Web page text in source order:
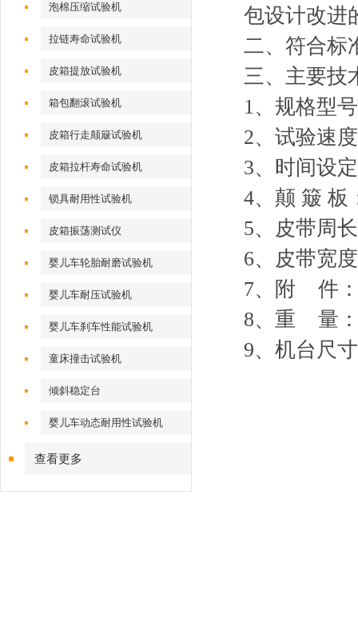
泡棉压缩试验机
拉链寿命试验机
皮箱提放试验机
箱包翻滚试验机
皮箱行走颠簸试验机
皮箱拉杆寿命试验机
锁具耐用性试验机
皮箱振荡测试仪
婴儿车轮胎耐磨试验机
婴儿车耐压试验机
婴儿车刹车性能试验机
童床撞击试验机
倾斜稳定台
婴儿车动态耐用性试验机
查看更多
包设计改进
二、符合标
三、主要技
1、规格型
2、试验速
3、时间设
4、颠 簸 板
5、皮带周
6、皮带宽
7、附 件：
8、重 量：
9、机台尺